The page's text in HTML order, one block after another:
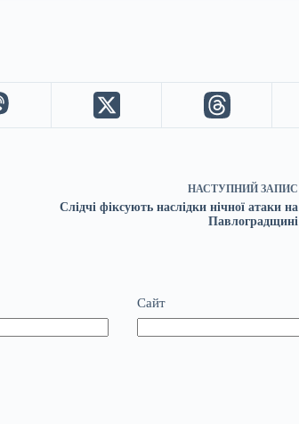
НАСТУПНИЙ ЗАПИС
Слідчі фіксують наслідки нічної атаки на
Павлоградщині
Сайт